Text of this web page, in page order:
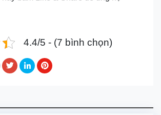
4.4/5 - (7 bình chọn)